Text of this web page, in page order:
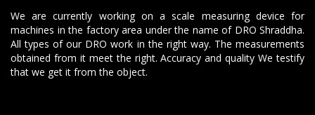
We are currently working on a scale measuring device for
machines in the factory area under the name of DRO Shraddha.
All types of our DRO work in the right way. The measurements
obtained from it meet the right. Accuracy and quality We testify
that we get it from the object.